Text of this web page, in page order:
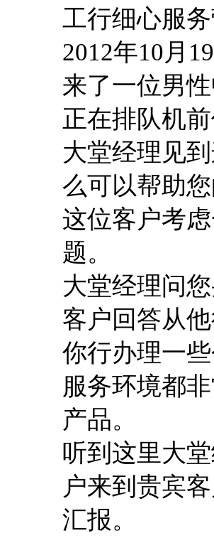
工行细心服
2012年10月
来了一位男
正在排队机
大堂经理见
么可以帮助您
这位客户考
题。
大堂经理问
客户回答从
你行办理一
服务环境都
产品。
听到这里大
户来到贵宾
汇报。